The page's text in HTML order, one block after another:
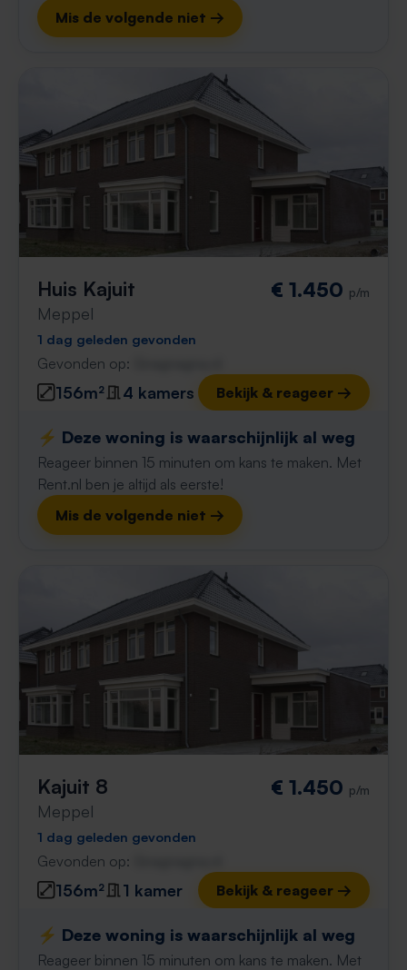
Mis de volgende niet →
Huis Kajuit
Meppel
€ 1.450 p/m
1 dag geleden gevonden
Gevonden op:
156m² 4 kamers Bekijk & reageer →
⚡️ Deze woning is waarschijnlijk al weg
Reageer binnen 15 minuten om kans te maken. Met
Rent.nl ben je altijd als eerste!
Mis de volgende niet →
Kajuit 8
Meppel
€ 1.450 p/m
1 dag geleden gevonden
Gevonden op:
156m² 1 kamer Bekijk & reageer →
⚡️ Deze woning is waarschijnlijk al weg
Reageer binnen 15 minuten om kans te maken. Met